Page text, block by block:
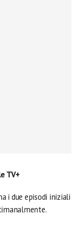
TV+
i due episodi iniziali